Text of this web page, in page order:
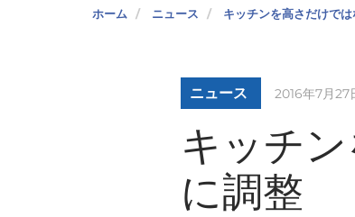
ホーム ニュース キッチンを高さだけで
ニュース 2016年7月27
キッチ
に調整